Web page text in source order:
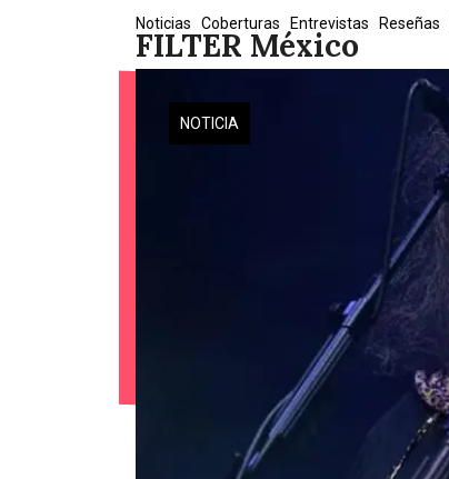
FILTER México
Noticias Coberturas Entrevistas Reseñas
NOTICIA